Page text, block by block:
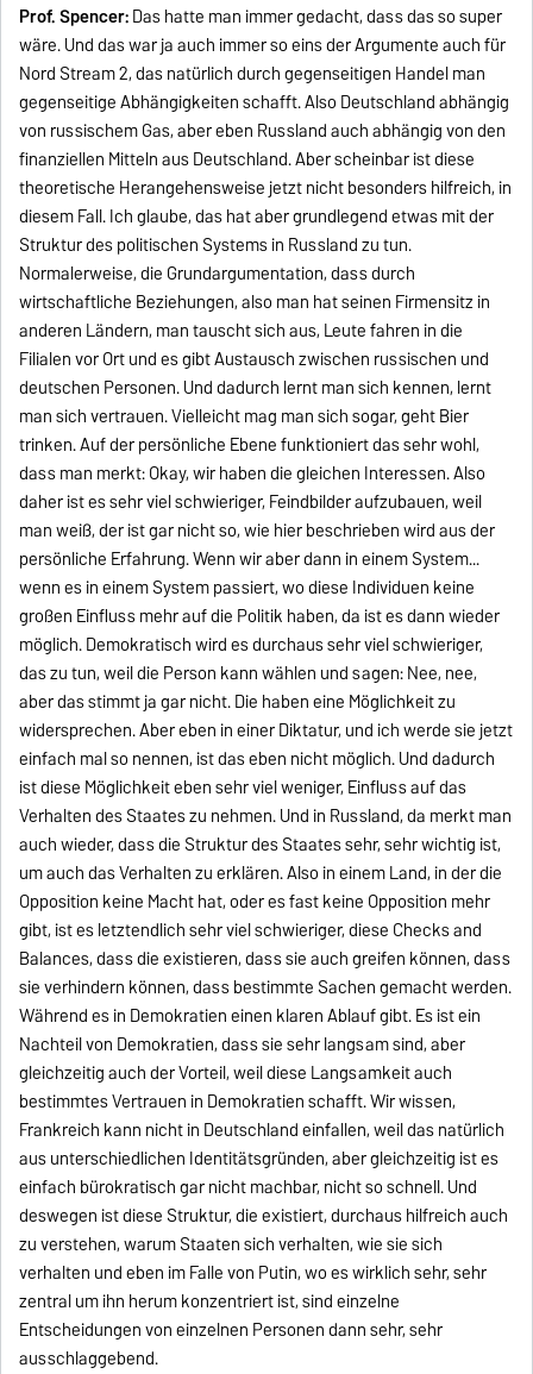
Prof. Spencer:Das hatte man immer gedacht, dass das so super
wäre. Und das war ja auch immer so eins der Argumente auch für
Nord Stream 2, das natürlich durch gegenseitigen Handel man
gegenseitige Abhängigkeiten schafft. Also Deutschland abhängig
von russischem Gas, aber eben Russland auch abhängig von den
finanziellen Mitteln aus Deutschland. Aber scheinbar ist diese
theoretische Herangehensweise jetzt nicht besonders hilfreich, in
diesem Fall. Ich glaube, das hat aber grundlegend etwas mit der
Struktur des politischen Systems in Russland zu tun.
Normalerweise, die Grundargumentation, dass durch
wirtschaftliche Beziehungen, also man hat seinen Firmensitz in
anderen Ländern, man tauscht sich aus, Leute fahren in die
Filialen vor Ort und es gibt Austausch zwischen russischen und
deutschen Personen. Und dadurch lernt man sich kennen, lernt
man sich vertrauen. Vielleicht mag man sich sogar, geht Bier
trinken. Auf der persönliche Ebene funktioniert das sehr wohl,
dass man merkt: Okay, wir haben die gleichen Interessen. Also
daher ist es sehr viel schwieriger, Feindbilder aufzubauen, weil
man weiß, der ist gar nicht so, wie hier beschrieben wird aus der
persönliche Erfahrung. Wenn wir aber dann in einem System...
wenn es in einem System passiert, wo diese Individuen keine
großen Einfluss mehr auf die Politik haben, da ist es dann wieder
möglich. Demokratisch wird es durchaus sehr viel schwieriger,
das zu tun, weil die Person kann wählen und sagen: Nee, nee,
aber das stimmt ja gar nicht. Die haben eine Möglichkeit zu
widersprechen. Aber eben in einer Diktatur, und ich werde sie jetzt
einfach mal so nennen, ist das eben nicht möglich. Und dadurch
ist diese Möglichkeit eben sehr viel weniger, Einfluss auf das
Verhalten des Staates zu nehmen. Und in Russland, da merkt man
auch wieder, dass die Struktur des Staates sehr, sehr wichtig ist,
um auch das Verhalten zu erklären. Also in einem Land, in der die
Opposition keine Macht hat, oder es fast keine Opposition mehr
gibt, ist es letztendlich sehr viel schwieriger, diese Checks and
Balances, dass die existieren, dass sie auch greifen können, dass
sie verhindern können, dass bestimmte Sachen gemacht werden.
Während es in Demokratien einen klaren Ablauf gibt. Es ist ein
Nachteil von Demokratien, dass sie sehr langsam sind, aber
gleichzeitig auch der Vorteil, weil diese Langsamkeit auch
bestimmtes Vertrauen in Demokratien schafft. Wir wissen,
Frankreich kann nicht in Deutschland einfallen, weil das natürlich
aus unterschiedlichen Identitätsgründen, aber gleichzeitig ist es
einfach bürokratisch gar nicht machbar, nicht so schnell. Und
deswegen ist diese Struktur, die existiert, durchaus hilfreich auch
zu verstehen, warum Staaten sich verhalten, wie sie sich
verhalten und eben im Falle von Putin, wo es wirklich sehr, sehr
zentral um ihn herum konzentriert ist, sind einzelne
Entscheidungen von einzelnen Personen dann sehr, sehr
ausschlaggebend.